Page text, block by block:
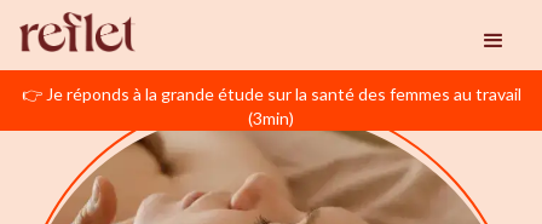
👉 Je réponds à la grande étude sur la santé des femmes au travail
(3min)